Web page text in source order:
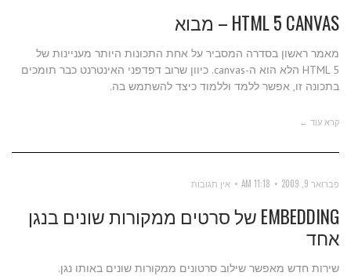
HTML 5 CANVAS – מבוא
מאמר ראשון בסדרה המסביר על אחת התכונות היותר מעניינות של
HTML 5 הלא הוא ה-canvas. כיוון שרוב דפדפני האינטרנט כבר תומכים
בתכונה זו, אפשר ללמד וללמוד כיצד להשתמש בה.
קרא עוד ←
פברואר 9, 2009 11:18 AM אין תגובות
EMBEDDING של סרטים ממקורות שונים בנגן
אחד
שירות חדש מאפשר שילוב סרטונים ממקורות שונים באותו נגן.